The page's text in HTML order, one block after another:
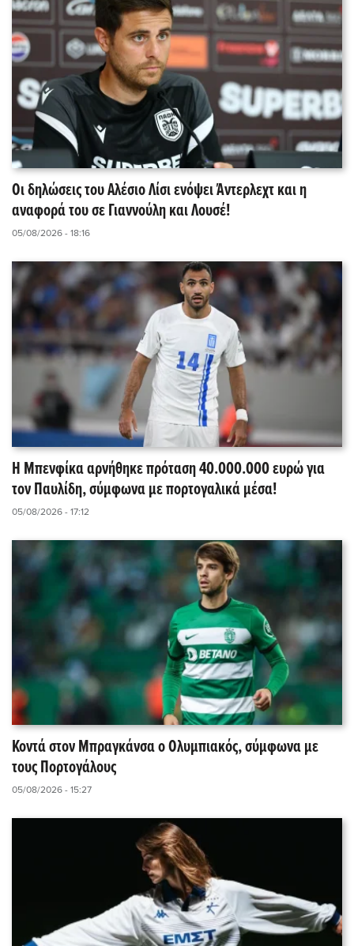
Οι δηλώσεις του Αλέσιο Λίσι ενόψει Άντερλεχτ και η
αναφορά του σε Γιαννούλη και Λουσέ!
05/08/2026 - 18:16
Η Μπενφίκα αρνήθηκε πρόταση 40.000.000 ευρώ για
τον Παυλίδη, σύμφωνα με πορτογαλικά μέσα!
05/08/2026 - 17:12
Κοντά στον Μπραγκάνσα ο Ολυμπιακός, σύμφωνα με
τους Πορτογάλους
05/08/2026 - 15:27